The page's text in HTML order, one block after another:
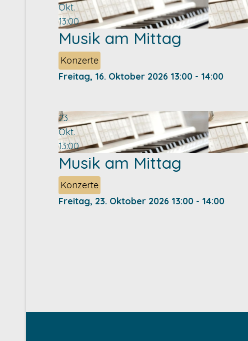
Okt.
13:00
Musik am Mittag
Konzerte
Freitag, 16. Oktober 2026 13:00 - 14:00
23
Okt.
13:00
Musik am Mittag
Konzerte
Freitag, 23. Oktober 2026 13:00 - 14:00